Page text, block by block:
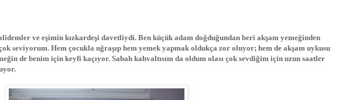
ve eşimin kızkardeşi davetliydi. Ben küçük adam doğduğundan beri akşam yemeğinden
seviyorum. Hem çocukla uğraşıp hem yemek yapmak oldukça zor oluyor; hem de akşam uykusu
de benim için keyfi kaçıyor. Sabah kahvaltısını da oldum olası çok sevdiğim için uzun saatler